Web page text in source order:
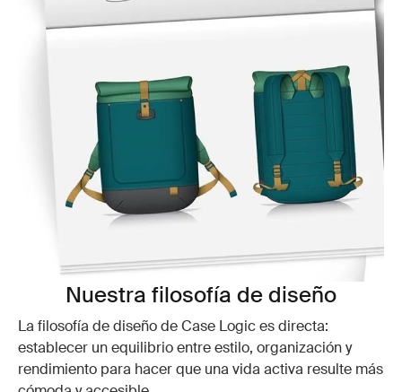
Nuestra filosofía de diseño
La filosofía de diseño de Case Logic es directa:
establecer un equilibrio entre estilo, organización y
rendimiento para hacer que una vida activa resulte más